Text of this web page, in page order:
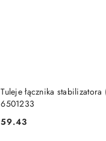
Tuleje łącznika stabilizatora
6501233
Cena:
59.43
DO